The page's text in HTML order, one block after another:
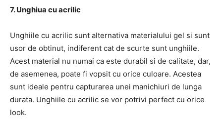
7. Unghiua cu acrilic
Unghiile cu acrilic sunt alternativa materialului gel si sunt
usor de obtinut, indiferent cat de scurte sunt unghiile.
Acest material nu numai ca este durabil si de calitate, dar,
de asemenea, poate fi vopsit cu orice culoare. Acestea
sunt ideale pentru capturarea unei manichiuri de lunga
durata. Unghiile cu acrilic se vor potrivi perfect cu orice
look.